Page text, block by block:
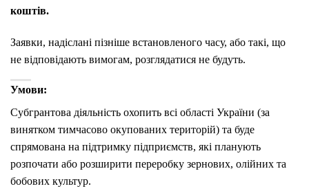
коштів.
Заявки, надіслані пізніше встановленого часу, або такі, що
не відповідають вимогам, розглядатися не будуть.
Умови:
Субгрантова діяльність охопить всі області України (за
винятком тимчасово окупованих територій) та буде
спрямована на підтримку підприємств, які планують
розпочати або розширити переробку зернових, олійних та
бобових культур.